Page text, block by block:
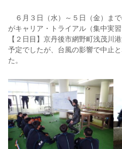
６月３日（水）～５日（金）ま
がキャリア・トライアル（集中実
【２日目】京丹後市網野町浅茂川
予定でしたが、台風の影響で中止
た。